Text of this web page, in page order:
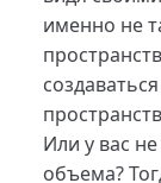
именно не
Или у вас
объема?